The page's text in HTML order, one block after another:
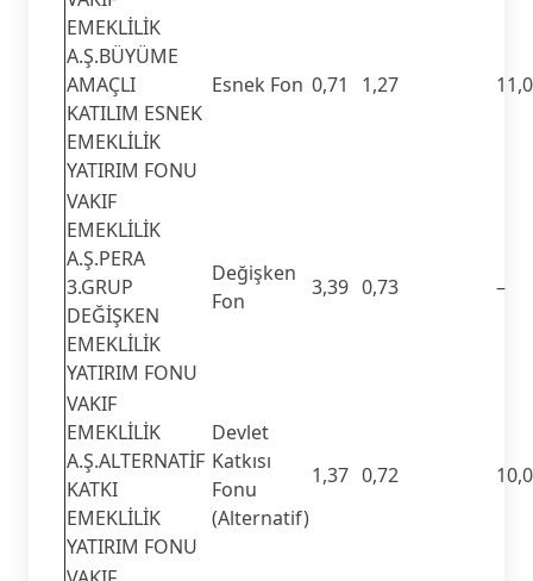
EMEKLİLİK
A.Ş.BÜYÜME
AMAÇLI
KATILIM ESNEK
EMEKLİLİK
YATIRIM FONU
Esnek Fon 0,71 1,27
VAKIF
EMEKLİLİK
A.Ş.PERA
3.GRUP
DEĞİŞKEN
EMEKLİLİK
YATIRIM FONU
Değişken
Fon
3,39 0,73 –
VAKIF
EMEKLİLİK
A.Ş.ALTERNATİF
KATKI
EMEKLİLİK
YATIRIM FONU
Devlet
Katkısı
Fonu
(Alternatif)
1,37 0,72